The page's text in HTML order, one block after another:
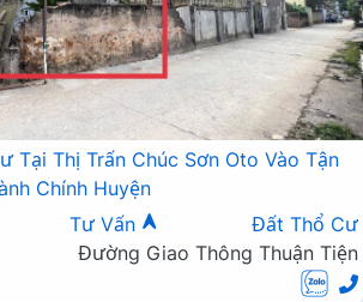
Tại Thị Trấn Chúc Sơn Oto Vào Tận
Chính Huyện
Tư Vấn
Đất Thổ Cư
Đường Giao Thông Thuận Tiện